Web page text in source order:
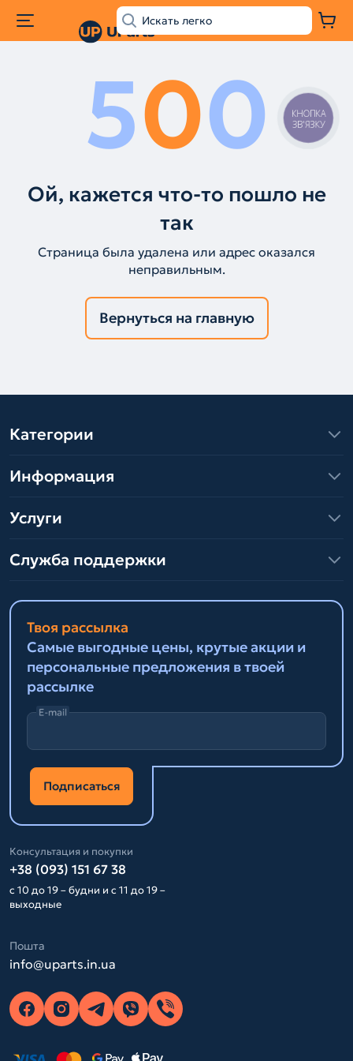
500
Ой, кажется что-то пошло не
так
Страница была удалена или адрес оказался
неправильным.
Вернуться на главную
Категории
Информация
Услуги
Служба поддержки
Твоя рассылка
Самые выгодные цены, крутые акции и
персональные предложения в твоей
рассылке
E-mail
Подписаться
Консультация и покупки
+38 (093) 151 67 38
с 10 до 19 – будни и с 11 до 19 –
выходные
Пошта
info@uparts.in.ua
КНОПКА
ЗВ'ЯЗКУ